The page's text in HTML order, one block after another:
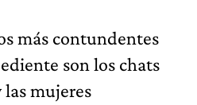
más contundentes
son los chats
las mujeres